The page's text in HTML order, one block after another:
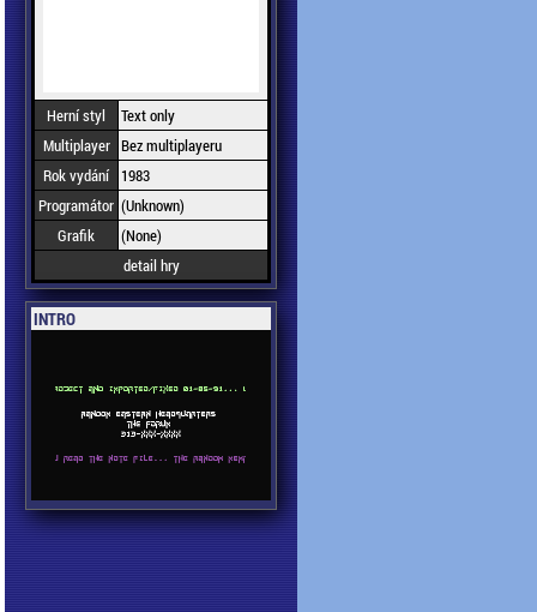
Herní styl
Text only
Multiplayer Bez multiplayeru
Rok vydání
1983
Programátor (Unknown)
Grafik
(None)
detail hry
INTRO